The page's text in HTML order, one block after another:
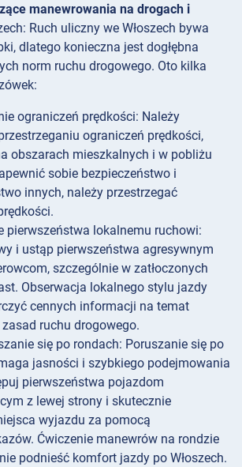
manewrowania na drogach i
Ruch uliczny we Włoszech bywa
dlatego konieczna jest dogłębna
norm ruchu drogowego. Oto kilka
ograniczeń prędkości: Należy
ograniczeń prędkości,
obszarach mieszkalnych i w pobliżu
sobie bezpieczeństwo i
innych, należy przestrzegać
pierwszeństwa lokalnemu ruchowi:
i ustąp pierwszeństwa agresywnym
szczególnie w zatłoczonych
Obserwacja lokalnego stylu jazdy
cennych informacji na temat
ruchu drogowego.
się po rondach: Poruszanie się po
jasności i szybkiego podejmowania
pierwszeństwa pojazdom
z lewej strony i skutecznie
wyjazdu za pomocą
Ćwiczenie manewrów na rondzie
podnieść komfort jazdy po Włoszech.